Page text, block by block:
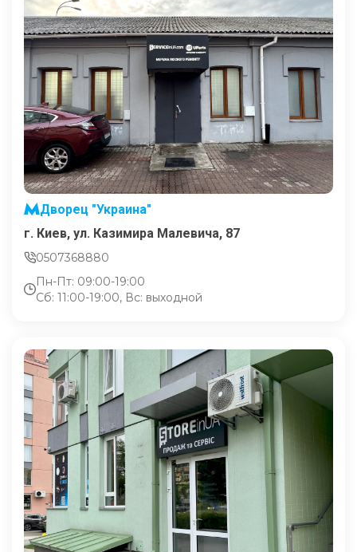
Дворец "Украина"
г. Киев, ул. Казимира Малевича, 87
0507368880
Пн-Пт: 09:00-19:00
Сб: 11:00-19:00, Вс: выходной